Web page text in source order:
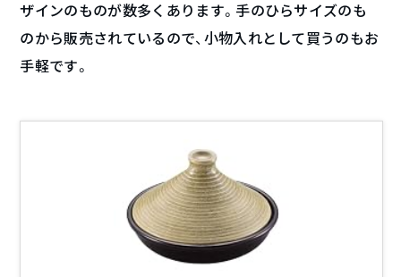
ザインのものが数多くあります。手のひらサイズのも
のから販売されているので、小物入れとして買うのもお
手軽です。